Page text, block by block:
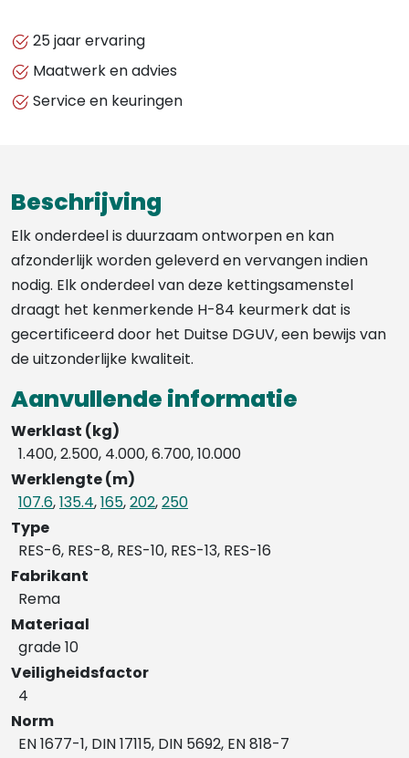
25 jaar ervaring
Maatwerk en advies
Service en keuringen
Beschrijving
Elk onderdeel is duurzaam ontworpen en kan
afzonderlijk worden geleverd en vervangen indien
nodig. Elk onderdeel van deze kettingsamenstel
draagt het kenmerkende H-84 keurmerk dat is
gecertificeerd door het Duitse DGUV, een bewijs van
de uitzonderlijke kwaliteit.
Aanvullende informatie
Werklast (kg)
1.400, 2.500, 4.000, 6.700, 10.000
Werklengte (m)
107.6,135.4,165,202,250
Type
RES-6, RES-8, RES-10, RES-13, RES-16
Fabrikant
Rema
Materiaal
grade 10
Veiligheidsfactor
4
Norm
EN 1677-1, DIN 17115, DIN 5692, EN 818-7